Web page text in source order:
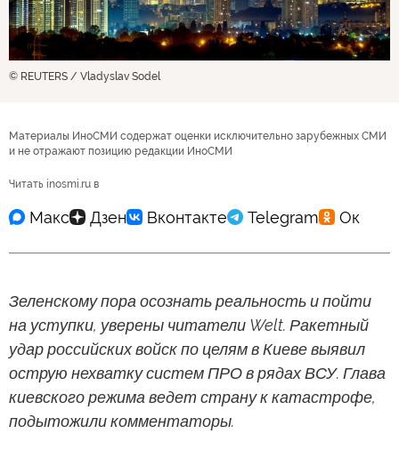
© REUTERS / Vladyslav Sodel
Материалы ИноСМИ содержат оценки исключительно зарубежных СМИ
и не отражают позицию редакции ИноСМИ
Читать inosmi.ru в
Зеленскому пора осознать реальность и пойти
на уступки, уверены читатели Welt. Ракетный
удар российских войск по целям в Киеве выявил
острую нехватку систем ПРО в рядах ВСУ. Глава
киевского режима ведет страну к катастрофе,
подытожили комментаторы.